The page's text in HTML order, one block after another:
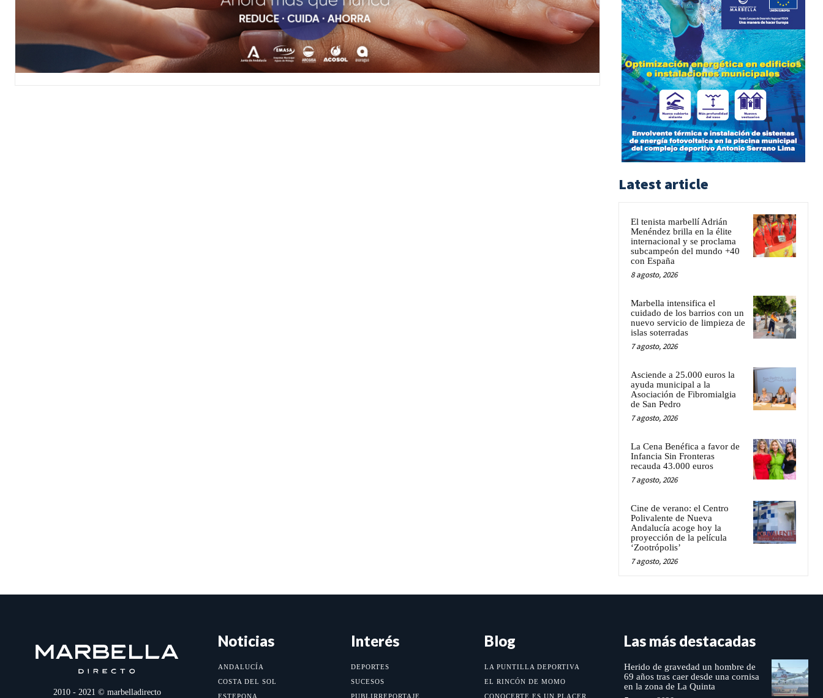
Latest article
El tenista marbellí Adrián
Menéndez brilla en la élite
internacional y se proclama
subcampeón del mundo +40
con España
8 agosto, 2026
Marbella intensifica el
cuidado de los barrios con un
nuevo servicio de limpieza de
islas soterradas
7 agosto, 2026
Asciende a 25.000 euros la
ayuda municipal a la
Asociación de Fibromialgia
de San Pedro
7 agosto, 2026
La Cena Benéfica a favor de
Infancia Sin Fronteras
recauda 43.000 euros
7 agosto, 2026
Cine de verano: el Centro
Polivalente de Nueva
Andalucía acoge hoy la
proyección de la película
‘Zootrópolis’
7 agosto, 2026
2010 - 2021 © marbelladirecto
Noticias
ANDALUCÍA
COSTA DEL SOL
ESTEPONA
Interés
DEPORTES
SUCESOS
PUBLIRREPORTAJE
Blog
LA PUNTILLA DEPORTIVA
EL RINCÓN DE MOMO
CONOCERTE ES UN PLACER
Las más destacadas
Herido de gravedad un hombre de
69 años tras caer desde una cornisa
en la zona de La Quinta